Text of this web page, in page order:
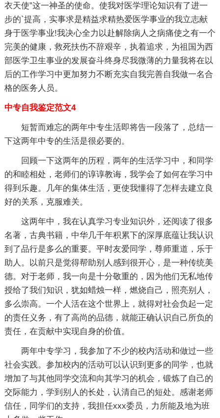
衣天使”这一神圣的使命。使我对医学理论知识有了进一
步的`提高，实事求是精益求精热爱医学事业的我立志献
身于医学事业!我决心全力以赴解除病人之病痛使之有一个
完美的健康，救死扶伤不辞艰辛，执着追求，为祖国为西
部医学卫生事业的发展奋斗终身尽我微薄的力量我将在以
后的工作学习中更加努力不断充实自我完善自我做一名合
格的医务人员。
中专自我鉴定范文4
短暂而难忘的两年中专生活即将告一段落了，总结一
下这两年中专的生活是很必要的。
回顾一下这两年的历程，两年的生活学习中，和同学
的和睦相处，老师们的谆谆教诲，我学会了如何在学习中
得到乐趣。几年的集体生活，更使我懂得了怎样去建立良
好的关系，克服难关。
这两年中，我在认真学习专业知识外，还阅读了很多
名著，古典书籍，中华几千年积累下的深厚底蕴让我认识
到了品行是多么的重要。平时友爱同学，尊师重道，乐于
助人。以前只是觉得帮助别人感到很开心，是一种传统美
德。对于老师，我一向是十分敬重的，因为他们无私地传
授给了我们知识，犹如蜡烛一样，燃烧自己，照亮别人，
多么崇高。一个人活在这个世界上，就得对社会负起一定
的责任义务，有了高尚的品德，就能正确认识自己所负的
责任，在贡献中实现自身的价值。
两年中专学习，我参加了不少的校内活动和做过一些
社会实践。参加校内的活动可以认识到更多的同学，也就
增加了与其他同学交流和向其学习的机会，锻炼了自己的
交际能力，学到别人的长处，认清自己的短处。感谢老师
信任，同学们的支持，我担任xxx委员，力所能及地为班